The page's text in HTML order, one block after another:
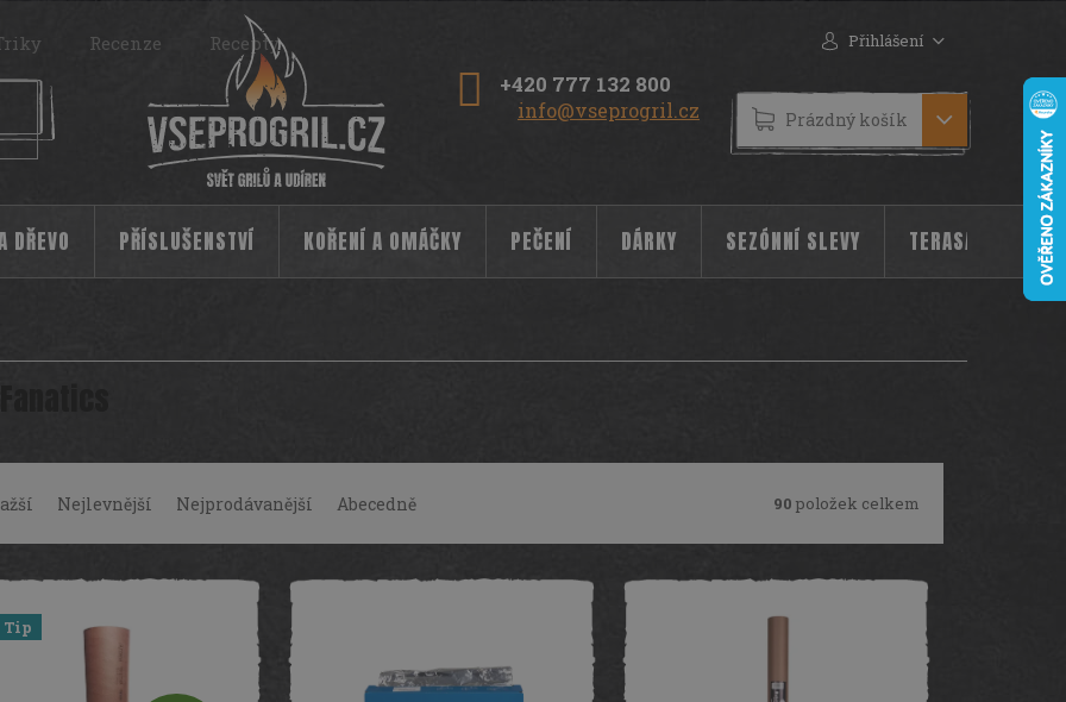
+420 777 132 800
info@vseprogril.cz
Recenze Recepty Přihlášení
NÁKUPNÍ
KOŠÍK
Prázdný košík
DŘEVO PŘÍSLUŠENSTVÍ KOŘENÍ A OMÁČKY PEČENÍ DÁRKY SEZÓNNÍ SLEVY TERASA
Nejlevnější Nejprodávanější Abecedně 90 položek celkem
Tip